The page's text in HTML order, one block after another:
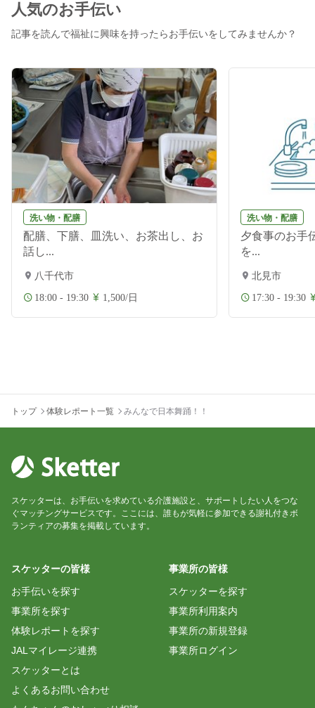
人気のお手伝い
記事を読んで福祉に興味を持ったらお手伝いをしてみませんか？
洗い物・配膳
配膳、下膳、皿洗い、お茶出し、お
話し...
八千代市
18:00 - 19:30 1,500/日
洗い物・配膳
夕食事のお手
を...
北見市
17:30 - 19:30
トップ 体験レポート一覧 みんなで日本舞踊！！
スケッターは、お手伝いを求めている介護施設と、サポートしたい人をつな
ぐマッチングサービスです。ここには、誰もが気軽に参加できる謝礼付きボ
ランティアの募集を掲載しています。
スケッターの皆様
お手伝いを探す
事業所を探す
体験レポートを探す
JALマイレージ連携
スケッターとは
よくあるお問い合わせ
事業所の皆様
スケッターを探す
事業所利用案内
事業所の新規登録
事業所ログイン